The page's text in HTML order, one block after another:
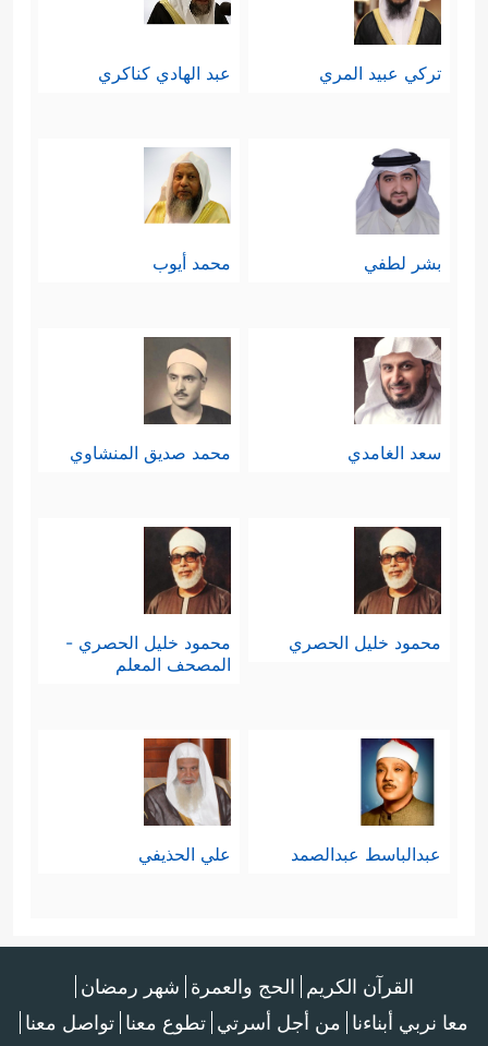
تركي عبيد المري عبد الهادي كناكري
بشر لطفي محمد أيوب
سعد الغامدي محمد صديق المنشاوي
محمود خليل الحصري
محمود خليل الحصري -
المصحف المعلم
عبدالباسط عبدالصمد علي الحذيفي
القرآن الكريم الحج والعمرة شهر رمضان
معا نربي أبناءنا من أجل أسرتي تطوع معنا تواصل معنا